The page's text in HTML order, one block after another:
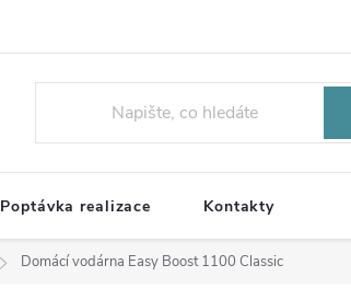
Poptávka realizace Kontakty
Domácí vodárna Easy Boost 1100 Classic